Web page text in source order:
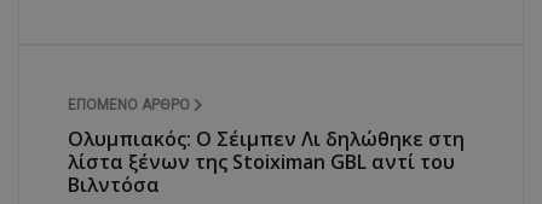
ΕΠΌΜΕΝΟ ΆΡΘΡΟ
Ολυμπιακός: Ο Σέιμπεν Λι δηλώθηκε στη
λίστα ξένων της Stoiximan GBL αντί του
Βιλντόσα